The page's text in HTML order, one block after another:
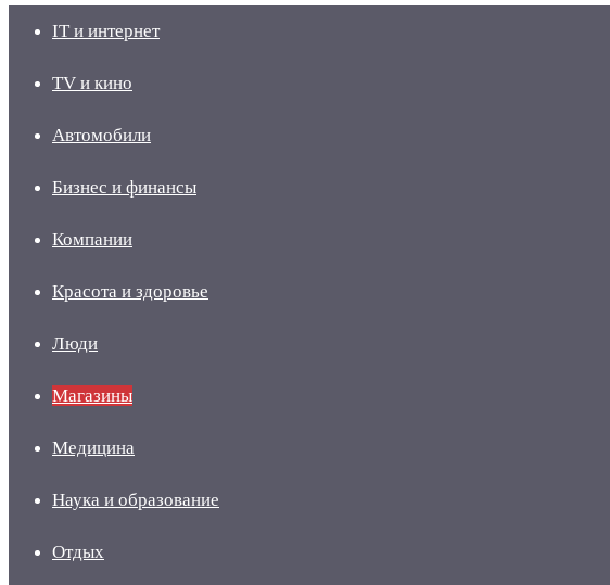
IT и интернет
TV и кино
Автомобили
Бизнес и финансы
Компании
Красота и здоровье
Люди
Магазины
Медицина
Наука и образование
Отдых